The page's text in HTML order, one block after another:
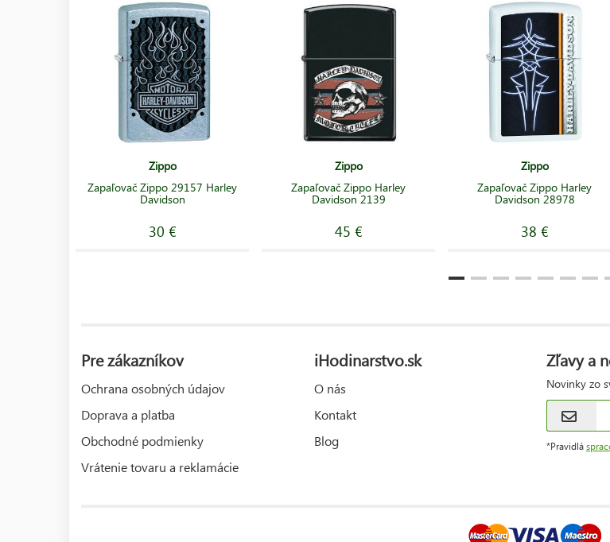
Zippo
Zapaľovač Zippo 29157 Harley
Davidson
30 €
Zippo
Zapaľovač Zippo Harley
Davidson 2139
45 €
Zippo
Zapaľovač Zippo Harley
Davidson 28978
38 €
Pre zákazníkov
Ochrana osobných údajov
Doprava a platba
Obchodné podmienky
Vrátenie tovaru a reklamácie
iHodinarstvo.sk
O nás
Kontakt
Blog
Zľavy a
Novinky zo
*Pravidlá